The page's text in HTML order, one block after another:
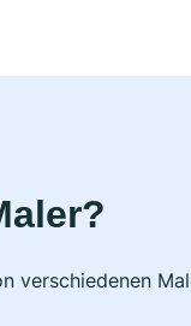
verschiedenen